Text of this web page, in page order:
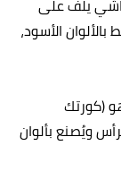
يلف على
الأسود،
(كورتك
ويُصنع بألوان